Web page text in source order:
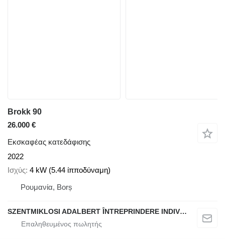
Brokk 90
26.000 €
Εκσκαφέας κατεδάφισης
2022
Ισχύς 4 kW (5.44 ίπποδύναμη)
Ρουμανία, Borș
SZENTMIKLOSI ADALBERT ÎNTREPRINDERE INDIVIDUALĂ